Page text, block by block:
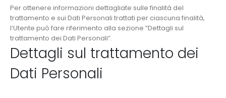
Per ottenere informazioni dettagliate sulle finalità del
trattamento e sui Dati Personali trattati per ciascuna finalità,
l’Utente può fare riferimento alla sezione “Dettagli sul
trattamento dei Dati Personali”.
Dettagli sul trattamento dei
Dati Personali